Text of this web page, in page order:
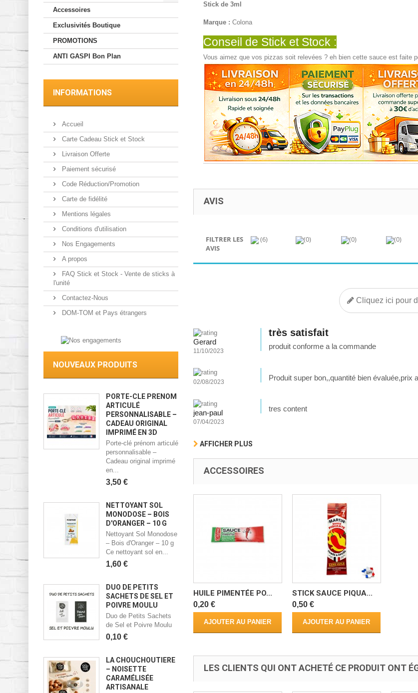
Accessoires
Exclusivités Boutique
PROMOTIONS
ANTI GASPI Bon Plan
INFORMATIONS
Accueil
Carte Cadeau Stick et Stock
Livraison Offerte
Paiement sécurisé
Code Réduction/Promotion
Carte de fidélité
Mentions légales
Conditions d'utilisation
Nos Engagements
A propos
FAQ Stick et Stock - Vente de sticks à
l'unité
Contactez-Nous
DOM-TOM et Pays étrangers
NOUVEAUX PRODUITS
PORTE-CLÉ PRÉNOM
ARTICULÉ
PERSONNALISABLE –
CADEAU ORIGINAL
IMPRIMÉ EN 3D
Porte-clé prénom articulé
personnalisable –
Cadeau original imprimé
en...
3,50 €
NETTOYANT SOL
MONODOSE – BOIS
D'ORANGER – 10 G
Nettoyant Sol Monodose
– Bois d'Oranger – 10 g
Ce nettoyant sol en...
1,60 €
DUO DE PETITS
SACHETS DE SEL ET
POIVRE MOULU
Duo de Petits Sachets
de Sel et Poivre Moulu
0,10 €
LA CHOUCHOUTIÈRE
– NOISETTE
CARAMÉLISÉE
ARTISANALE
Stick de 3ml
Marque : Colona
Conseil de Stick et Stock :
Vous aimez que vos pizzas soit relevées ? eh bien cette sauce est faite
AVIS
FILTRER LES
AVIS
(6) (0) (0) (0)
Cliquez ici pour
Gerard
11/10/2023
très satisfait
produit conforme a la commande
02/08/2023
Produit super bon,,quantité bien évaluée,prix
jean-paul
07/04/2023
tres content
AFFICHER PLUS
ACCESSOIRES
HUILE PIMENTÉE PO...
0,20 €
AJOUTER AU PANIER
STICK SAUCE PIQUA...
0,50 €
AJOUTER AU PANIER
LES CLIENTS QUI ONT ACHETÉ CE PRODUIT ONT